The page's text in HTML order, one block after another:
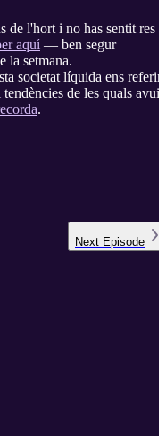
de l'hort i no has sentit res
aquí— ben segur
la setmana.
societat líquida ens
de les quals avui
.
Next Episode